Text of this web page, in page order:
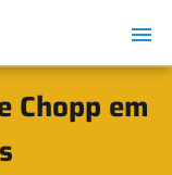
Chopp em